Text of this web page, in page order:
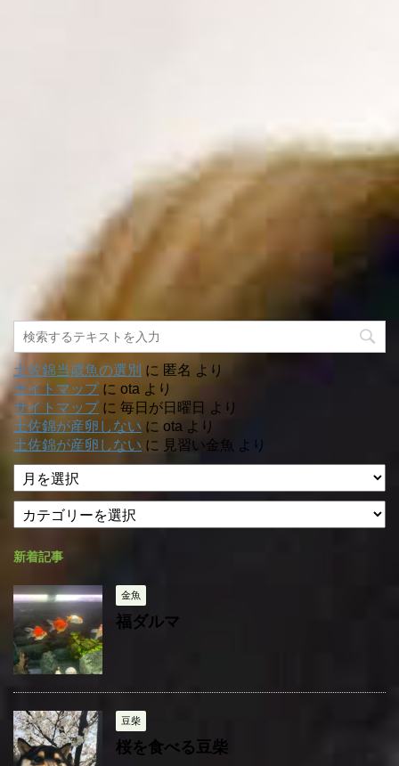
土佐錦当歳魚の選別 に 匿名 より
サイトマップに ota より
サイトマップに 毎日が日曜日
より
土佐錦が産卵しない に ota より
土佐錦が産卵しない に 見習い金魚 より
ア
ー
イ
テ
リ
ー
新着記事
金魚
福ダルマ
豆柴
桜を食べる豆柴